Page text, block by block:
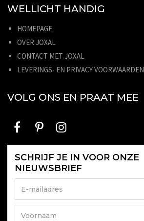
WELLICHT HANDIG
HOMEPAGE
OVER JOXAL
CONTACT MET JOXAL
LEVERINGS- EN PRIVACY VOORWAARDEN
VOLG ONS EN PRAAT MEE
SCHRIJF JE IN VOOR ONZE
NIEUWSBRIEF